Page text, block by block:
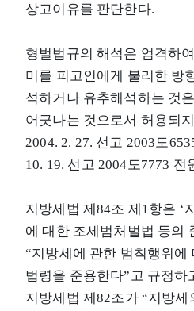
상고이유를 판단한다.
형벌법규의 해석은 엄격하
미를 피고인에게 불리한 방
석하거나 유추해석하는 것
어긋나는 것으로서 허용되
2004. 2. 27. 선고 2003도
10. 19. 선고 2004도7773
지방세법 제84조 제1항은 ‘
에 대한 조세범처벌법 등의
“지방세에 관한 범칙행위에
법령을 준용한다”고 규정하
지방세법 제82조가 “지방